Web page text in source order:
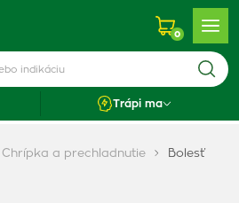
0
Trápi ma
Chrípka a prechladnutie
Bolesť